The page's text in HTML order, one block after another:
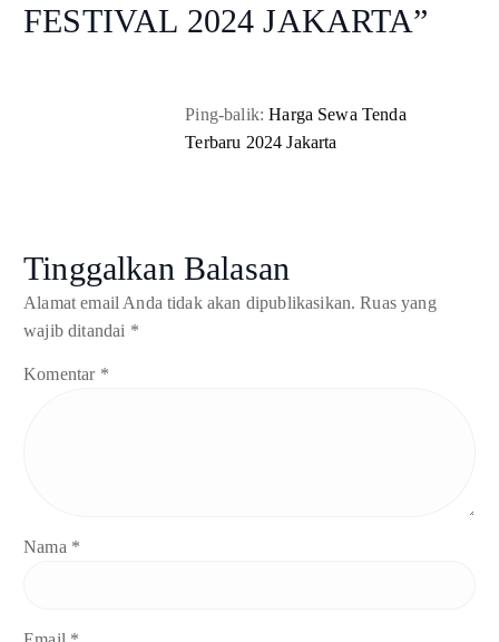
FESTIVAL 2024 JAKARTA”
Ping-balik:Harga Sewa Tenda
Terbaru 2024 Jakarta
Tinggalkan Balasan
Alamat email Anda tidak akan dipublikasikan. Ruas yang
wajib ditandai *
Komentar *
Nama *